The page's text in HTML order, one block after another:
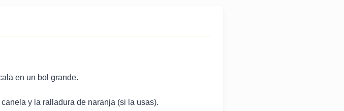
en un bol grande.
y la ralladura de naranja (si la usas).